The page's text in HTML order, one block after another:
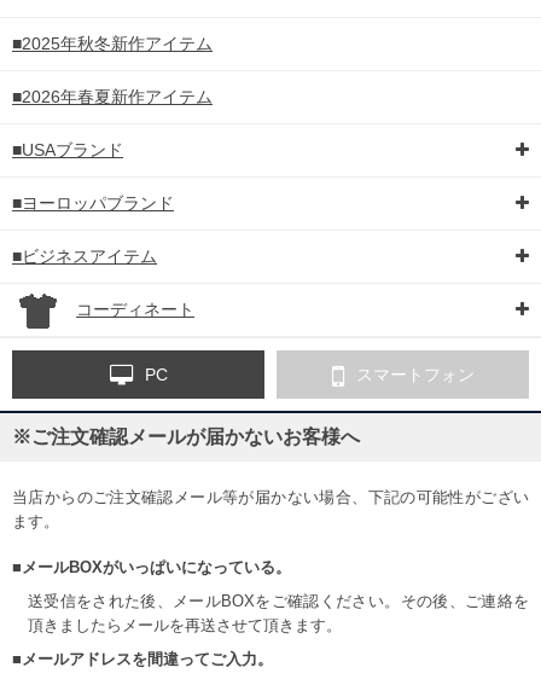
■2025年秋冬新作アイテム
■2026年春夏新作アイテム
■USAブランド
■ヨーロッパブランド
■ビジネスアイテム
コーディネート
PC スマートフォン
※ご注文確認メールが届かないお客様へ
当店からのご注文確認メール等が届かない場合、下記の可能性がござい
ます。
■メールBOXがいっぱいになっている。
送受信をされた後、メールBOXをご確認ください。その後、ご連絡を
頂きましたらメールを再送させて頂きます。
■メールアドレスを間違ってご入力。